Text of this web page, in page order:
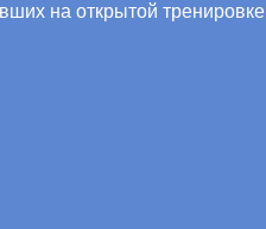
на открытой тренировке